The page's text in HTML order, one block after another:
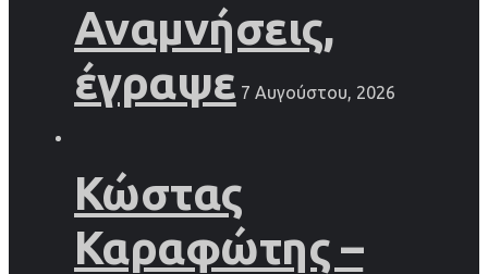
Αναμνήσεις,
έγραψε 7 Αυγούστου, 2026
Κώστας
Καραφώτης –